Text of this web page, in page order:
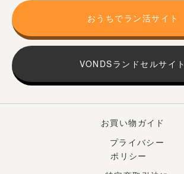
おうちでラン活サイト
VONDSランドセルサイト
お買い物ガイド
プライバシー
ポリシー